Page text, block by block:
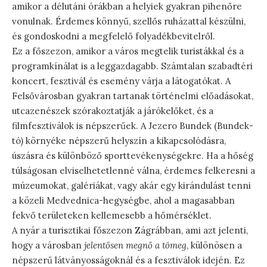
amikor a délutáni órákban a helyiek gyakran pihenőre
vonulnak. Érdemes könnyű, szellős ruházattal készülni,
és gondoskodni a megfelelő folyadékbevitelről.
Ez a főszezon, amikor a város megtelik turistákkal és a
programkínálat is a leggazdagabb. Számtalan szabadtéri
koncert, fesztivál és esemény várja a látogatókat. A
Felsővárosban gyakran tartanak történelmi előadásokat,
utcazenészek szórakoztatják a járókelőket, és a
filmfesztiválok is népszerűek. A Jezero Bundek (Bundek-
tó) környéke népszerű helyszín a kikapcsolódásra,
úszásra és különböző sporttevékenységekre. Ha a hőség
túlságosan elviselhetetlenné válna, érdemes felkeresni a
múzeumokat, galériákat, vagy akár egy kirándulást tenni
a közeli Medvednica-hegységbe, ahol a magasabban
fekvő területeken kellemesebb a hőmérséklet.
A nyár a turisztikai főszezon Zágrábban, ami azt jelenti,
hogy a városban jelentősen megnő a tömeg, különösen a
népszerű látványosságoknál és a fesztiválok idején. Ez